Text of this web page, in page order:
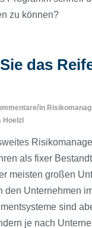
zu können?
das
/in
Hoelzl
als fixer
meisten großen
den Unternehmen
sind
je nach